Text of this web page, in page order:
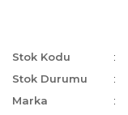
Stok Kodu
Stok Durumu
Marka